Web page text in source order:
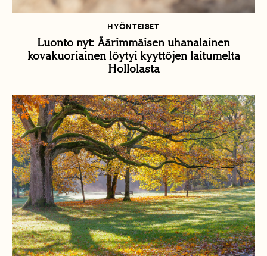
HYÖNTEISET
Luonto nyt: Äärimmäisen uhanalainen
kovakuoriainen löytyi kyyttöjen laitumelta
Hollolasta